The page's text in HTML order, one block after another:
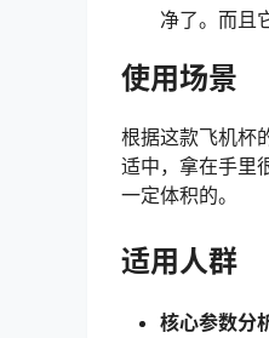
净了。而且
使用场景
根据这款飞机杯
适中，拿在手里
一定体积的。
适用人群
核心参数分